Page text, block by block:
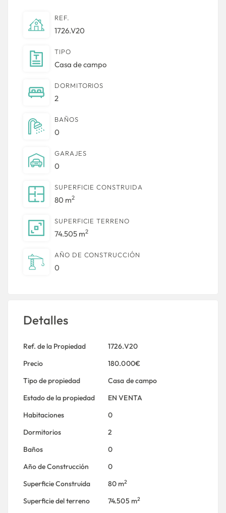
REF.
1726.V20
TIPO
Casa de campo
DORMITORIOS
2
BAÑOS
0
GARAJES
0
SUPERFICIE CONSTRUIDA
80 m2
SUPERFICIE TERRENO
74.505 m2
AÑO DE CONSTRUCCIÓN
0
Detalles
Ref. de la Propiedad
1726.V20
Precio
180.000€
Tipo de propiedad
Casa de campo
Estado de la propiedad
EN VENTA
Habitaciones
0
Dormitorios
2
Baños
0
Año de Construcción
0
Superficie Construida
80 m2
Superficie del terreno 74.505 m2